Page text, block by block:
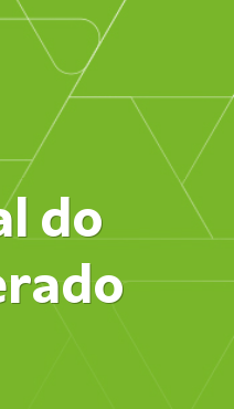
do